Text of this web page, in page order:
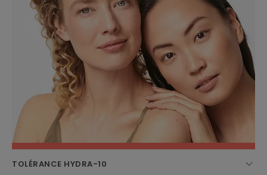
TOLÉRANCE HYDRA-10